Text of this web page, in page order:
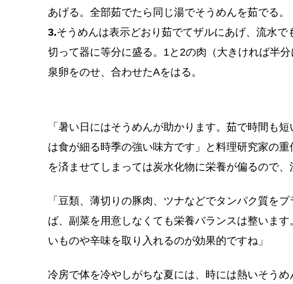
あげる。全部茹でたら同じ湯でそうめんを茹でる。
3.そうめんは表示どおり茹でてザルにあげ、流水で
切って器に等分に盛る。1と2の肉（大きければ半
泉卵をのせ、合わせたAをはる。
「暑い日にはそうめんが助かります。茹で時間も
は食が細る時季の強い味方です」と料理研究家の
を済ませてしまっては炭水化物に栄養が偏るので、
「豆類、薄切りの豚肉、ツナなどでタンパク質を
ば、副菜を用意しなくても栄養バランスは整いま
いものや辛味を取り入れるのが効果的ですね」
冷房で体を冷やしがちな夏には、時には熱いそう